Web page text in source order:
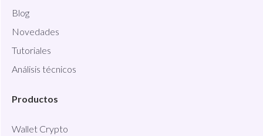
Blog
Novedades
Tutoriales
Análisis técnicos
Productos
Wallet Crypto